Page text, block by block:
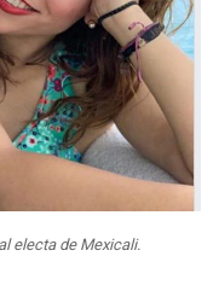
electa de Mexicali.